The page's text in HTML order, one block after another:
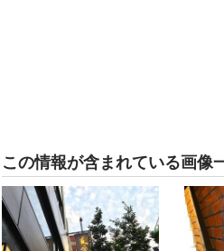
この情報が含まれている画像